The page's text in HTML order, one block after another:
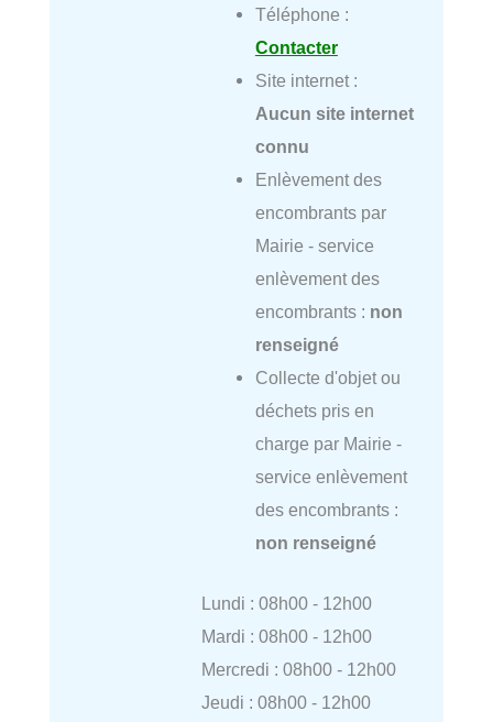
Téléphone :
Contacter
Site internet :
Aucun site internet
connu
Enlèvement des
encombrants par
Mairie - service
enlèvement des
encombrants : non
renseigné
Collecte d'objet ou
déchets pris en
charge par Mairie -
service enlèvement
des encombrants :
non renseigné
Lundi : 08h00 - 12h00
Mardi : 08h00 - 12h00
Mercredi : 08h00 - 12h00
Jeudi : 08h00 - 12h00